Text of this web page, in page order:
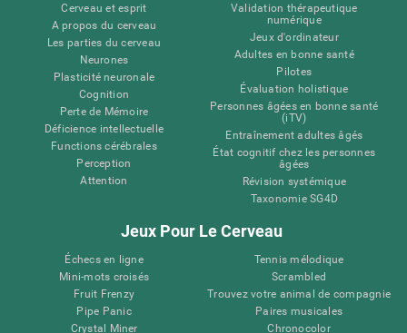
Cerveau et esprit
A propos du cerveau
Les parties du cerveau
Neurones
Plasticité neuronale
Cognition
Perte de Mémoire
Déficience intellectuelle
Functions cérébrales
Perception
Attention
Validation thérapeutique
numérique
Jeux d'ordinateur
Adultes en bonne santé
Pilotes
Évaluation holistique
Personnes âgées en bonne santé
(iTV)
Entraînement adultes âgés
État cognitif chez les personnes
âgées
Révision systémique
Taxonomie SG4D
Jeux Pour Le Cerveau
Échecs en ligne
Mini-mots croisés
Fruit Frenzy
Pipe Panic
Crystal Miner
Tennis mélodique
Scrambled
Trouvez votre animal de compagnie
Paires musicales
Chronocolor